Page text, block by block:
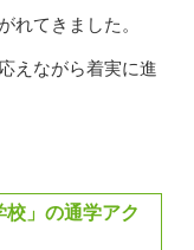
れてきました。
えながら着実に進
校」の通学アク